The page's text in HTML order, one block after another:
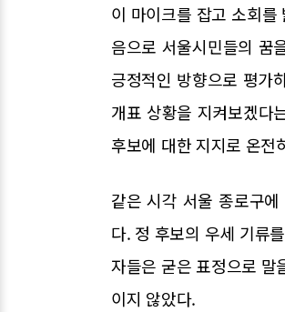
이 마이크를 잡고 소회
음으로 서울시민들의 꿈
긍정적인 방향으로 평가
개표 상황을 지켜보겠다
후보에 대한 지지로 온전
같은 시각 서울 종로구
다. 정 후보의 우세 기류
자들은 굳은 표정으로 말
이지 않았다.